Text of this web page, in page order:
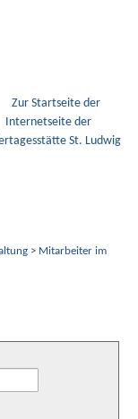
> Mitarbeiter im